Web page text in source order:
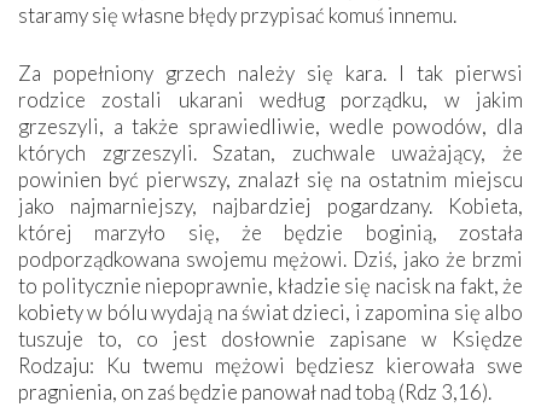
staramy się własne błędy przypisać komuś innemu.
Za popełniony grzech należy się kara. I tak pierwsi
rodzice zostali ukarani według porządku, w jakim
grzeszyli, a także sprawiedliwie, wedle powodów, dla
których zgrzeszyli. Szatan, zuchwale uważający, że
powinien być pierwszy, znalazł się na ostatnim miejscu
jako najmarniejszy, najbardziej pogardzany. Kobieta,
której marzyło się, że będzie boginią, została
podporządkowana swojemu mężowi. Dziś, jako że brzmi
to politycznie niepoprawnie, kładzie się nacisk na fakt, że
kobiety w bólu wydają na świat dzieci, i zapomina się albo
tuszuje to, co jest dosłownie zapisane w Księdze
Rodzaju: Ku twemu mężowi będziesz kierowała swe
pragnienia, on zaś będzie panował nad tobą (Rdz 3,16).